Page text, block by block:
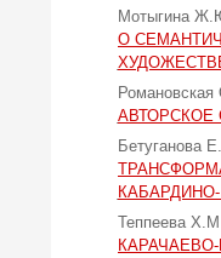
Мотыгина
О
АВТОРСКОЕ
Бетуганова
Теппеева